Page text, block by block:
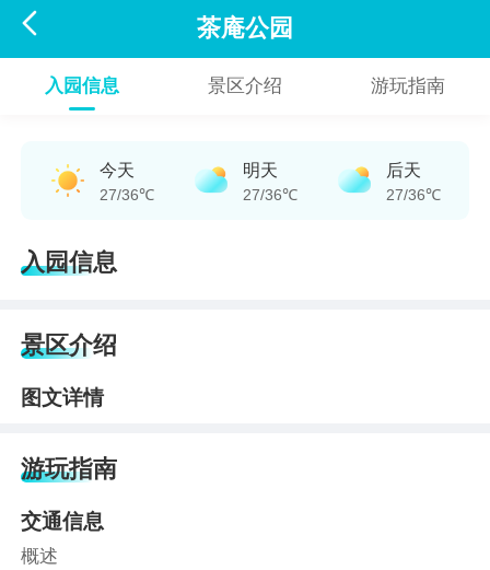
 茶庵公园
入园信息 景区介绍 游玩指南
今天
27/36℃
明天
27/36℃
后天
27/36℃
入园信息
景区介绍
图文详情
游玩指南
交通信息
概述